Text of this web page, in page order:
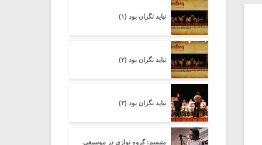
نباید نگران بود (۱)
نباید نگران بود (۲)
نباید نگران بود (۳)
متبسم: گروه نوازی در موسیقی